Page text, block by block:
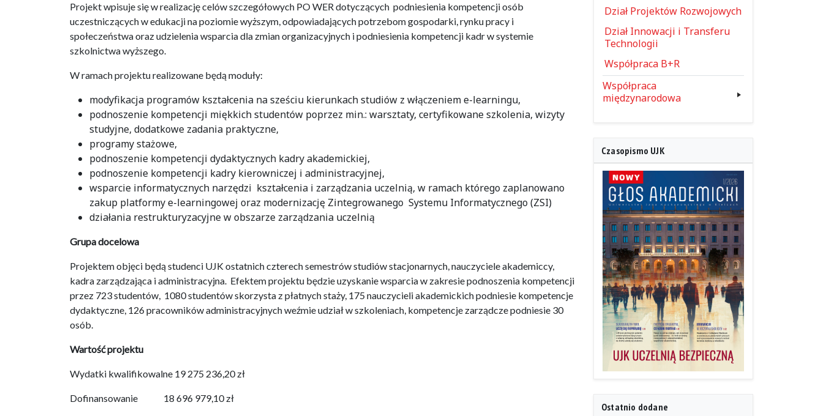
Projekt wpisuje się w realizację celów szczegółowych PO WER dotyczących podniesienia kompetencji osób
uczestniczących w edukacji na poziomie wyższym, odpowiadających potrzebom gospodarki, rynku pracy i
społeczeństwa oraz udzielenia wsparcia dla zmian organizacyjnych i podniesienia kompetencji kadr w systemie
szkolnictwa wyższego.
W ramach projektu realizowane będą moduły:
modyfikacja programów kształcenia na sześciu kierunkach studiów z włączeniem e-learningu,
podnoszenie kompetencji miękkich studentów poprzez min.: warsztaty, certyfikowane szkolenia, wizyty
studyjne, dodatkowe zadania praktyczne,
programy stażowe,
podnoszenie kompetencji dydaktycznych kadry akademickiej,
podnoszenie kompetencji kadry kierowniczej i administracyjnej,
wsparcie informatycznych narzędzi kształcenia i zarządzania uczelnią, w ramach którego zaplanowano
zakup platformy e-learningowej oraz modernizację Zintegrowanego Systemu Informatycznego (ZSI)
działania restrukturyzacyjne w obszarze zarządzania uczelnią
Grupa docelowa
Projektem objęci będą studenci UJK ostatnich czterech semestrów studiów stacjonarnych, nauczyciele akademiccy,
kadra zarządzająca i administracyjna. Efektem projektu będzie uzyskanie wsparcia w zakresie podnoszenia kompetencji
przez 723 studentów, 1080 studentów skorzysta z płatnych staży, 175 nauczycieli akademickich podniesie kompetencje
dydaktyczne, 126 pracowników administracyjnych weźmie udział w szkoleniach, kompetencje zarządcze podniesie 30
osób.
Wartość projektu
Wydatki kwalifikowalne 19 275 236,20 zł
Dofinansowanie 18 696 979,10 zł
Dział Projektów Rozwojowych
Dział Innowacji i Transferu
Technologii
Współpraca B+R
Współpraca
międzynarodowa
Czasopismo UJK
Ostatnio dodane